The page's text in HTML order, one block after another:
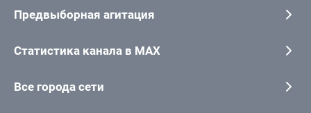
Предвыборная агитация
Статистика канала в MAX
Все города сети